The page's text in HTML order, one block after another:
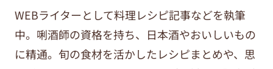
WEBライターとして料理レシピ記事などを執筆
中。唎酒師の資格を持ち、日本酒やおいしいもの
に精通。旬の食材を活かしたレシピまとめや、思